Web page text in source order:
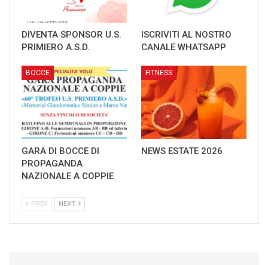
DIVENTA SPONSOR U.S.
PRIMIERO A.S.D.
ISCRIVITI AL NOSTRO
CANALE WHATSAPP
BOCCE
GARA DI BOCCE DI
PROPAGANDA
NAZIONALE A COPPIE
FITNESS
NEWS ESTATE 2026
PREV NEXT